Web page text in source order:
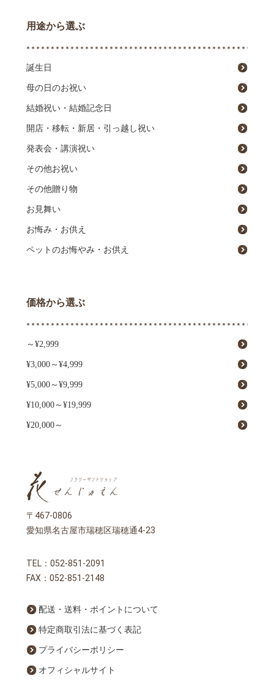
用途から選ぶ
誕生日
母の日のお祝い
結婚祝い・結婚記念日
開店・移転・新居・引っ越し祝い
発表会・講演祝い
その他お祝い
その他贈り物
お見舞い
お悔み・お供え
ペットのお悔やみ・お供え
価格から選ぶ
～¥2,999
¥3,000～¥4,999
¥5,000～¥9,999
¥10,000～¥19,999
¥20,000～
〒467-0806
愛知県名古屋市瑞穂区瑞穂通4-23
TEL： 052-851-2091
FAX：052-851-2148
配送・送料・ポイントについて
特定商取引法に基づく表記
プライバシーポリシー
オフィシャルサイト